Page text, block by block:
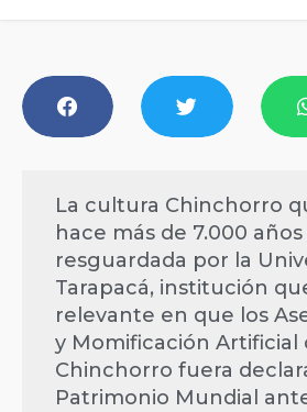
La cultura Chinchorro
hace más de 7.000 años
resguardada por la
Tarapacá, institución
relevante en que los
y Momificación Artificial
Chinchorro fuera
Patrimonio Mundial